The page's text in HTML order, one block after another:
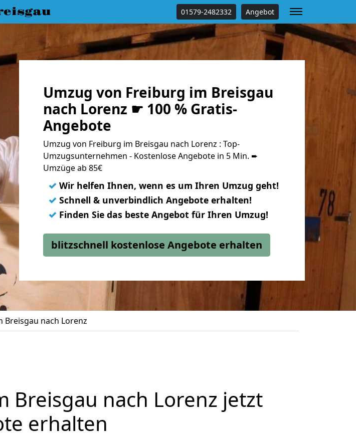
01579-2482332 Angebot
Umzug von Freiburg im Breisgau
nach Lorenz ☛ 100 % Gratis-
Angebote
Umzug von Freiburg im Breisgau nach Lorenz : Top-
Umzugsunternehmen - Kostenlose Angebote in 5 Min. ➨
Umzüge ab 85€
✓ Wir helfen Ihnen, wenn es um Ihren Umzug geht!
✓ Schnell & unverbindlich Angebote erhalten!
✓ Finden Sie das beste Angebot für Ihren Umzug!
blitzschnell kostenlose Angebote erhalten
Breisgau nach Lorenz
Breisgau nach Lorenz jetzt
erhalten